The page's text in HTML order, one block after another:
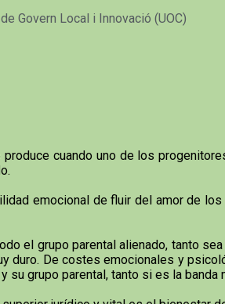
Govern Local i Innovació (UOC)
cuando uno de los
emocional de fluir del amor de
el grupo parental alienado, tanto
duro. De costes emocionales y
grupo parental, tanto si es la banda